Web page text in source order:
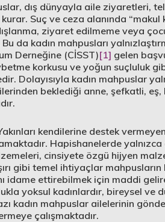
dış dünyayla aile ziyaretleri,
Suç ve ceza alanında “makul
ziyaret edilmeme veya
da kadın mahpusları
Derneğine (CİSST)[1] gelen
korkusu ve yoğun suçluluk
Dolayısıyla kadın mahpuslar
beklediği anne, şefkatli, eş,
kendilerine destek
Hapishanelerde yalnızca
cinsiyete özgü hijyen
gibi temel ihtiyaçlar mahpusların
idame ettirebilmek için maddi
yoksul kadınlardır, bireysel ve
kadın mahpuslar ailelerinin
çalışmaktadır.